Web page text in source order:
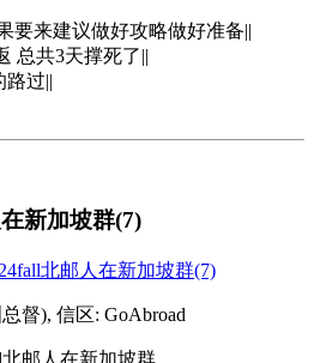
要来建议做好攻略做好准备||
总共3天撑死了||
路过||
新加坡群(7)
北邮人在新加坡群(7)
督), 信区: GoAbroad
邮人在新加坡群